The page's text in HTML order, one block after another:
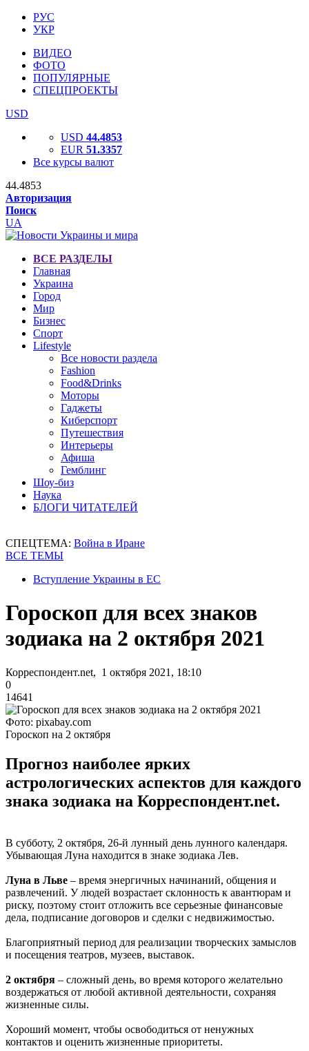
РУС
УКР
ВИДЕО
ФОТО
ПОПУЛЯРНЫЕ
СПЕЦПРОЕКТЫ
USD
USD 44.4853
EUR 51.3357
Все курсы валют
44.4853
Авторизация
Поиск
UA
ВСЕ РАЗДЕЛЫ
Главная
Украина
Город
Мир
Бизнес
Спорт
Lifestyle
Все новости раздела
Fashion
Food&Drinks
Моторы
Гаджеты
Киберспорт
Путешествия
Интерьеры
Афиша
Гемблинг
Шоу-биз
Наука
БЛОГИ ЧИТАТЕЛЕЙ
СПЕЦТЕМА: Война в Иране
ВСЕ ТЕМЫ
Вступление Украины в ЕС
Гороскоп для всех знаков
зодиака на 2 октября 2021
Корреспондент.net, 1 октября 2021, 18:10
0
14641
Фото: pixabay.com
Гороскоп на 2 октября
Прогноз наиболее ярких
астрологических аспектов для каждого
знака зодиака на Корреспондент.net.
В субботу, 2 октября, 26-й лунный день лунного календаря.
Убывающая Луна находится в знаке зодиака Лев.
Луна в Льве – время энергичных начинаний, общения и
развлечений. У людей возрастает склонность к авантюрам и
риску, поэтому стоит отложить все серьезные финансовые
дела, подписание договоров и сделки с недвижимостью.
Благоприятный период для реализации творческих замыслов
и посещения театров, музеев, выставок.
2 октября – сложный день, во время которого желательно
воздержаться от любой активной деятельности, сохраняя
жизненные силы.
Хороший момент, чтобы освободиться от ненужных
контактов и оценить жизненные приоритеты.